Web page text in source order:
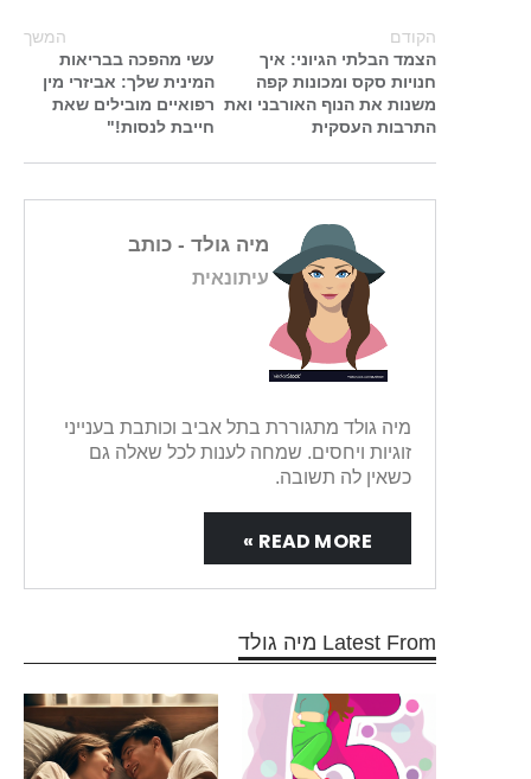
הקודם
הצמד הבלתי הגיוני: איך
חנויות סקס ומכונות קפה
משנות את הנוף האורבני ואת
התרבות העסקית
המשך
עשי מהפכה בבריאות
המינית שלך: אביזרי מין
רפואיים מובילים שאת
חייבת לנסות!"
מיה גולד - כותב
עיתונאית
מיה גולד מתגוררת בתל אביב וכותבת בענייני
זוגיות ויחסים. שמחה לענות לכל שאלה גם
כשאין לה תשובה.
READ MORE »
Latest From מיה גולד